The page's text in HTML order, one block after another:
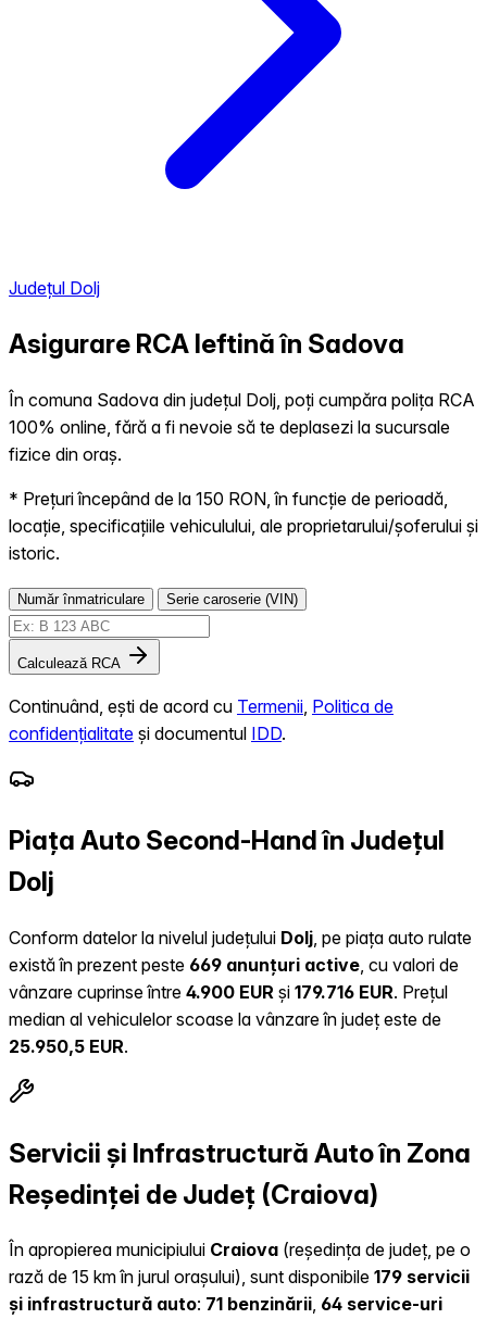
Județul Dolj
Asigurare RCA Ieftină în Sadova
În comuna Sadova din județul Dolj, poți cumpăra polița RCA
100% online, fără a fi nevoie să te deplasezi la sucursale
fizice din oraș.
* Prețuri începând de la 150 RON, în funcție de perioadă,
locație, specificațiile vehiculului, ale proprietarului/șoferului și
istoric.
Număr înmatriculare Serie caroserie (VIN)
Calculează RCA
Continuând, ești de acord cu Termenii Politica de
confidențialitate și documentul IDD.
Piața Auto Second-Hand în Județul
Dolj
Conform datelor la nivelul județului Dolj , pe piața auto rulate
există în prezent peste 669 anunțuri active , cu valori de
vânzare cuprinse între 4.900 EUR și 179.716 EUR. Prețul
median al vehiculelor scoase la vânzare în județ este de
25.950,5 EUR.
Servicii și Infrastructură Auto în Zona
Reședinței de Județ (Craiova)
În apropierea municipiului Craiova (reședința de județ, pe o
rază de 15 km în jurul orașului), sunt disponibile 179 servicii
și infrastructură auto: 71 benzinării, 64 service-uri